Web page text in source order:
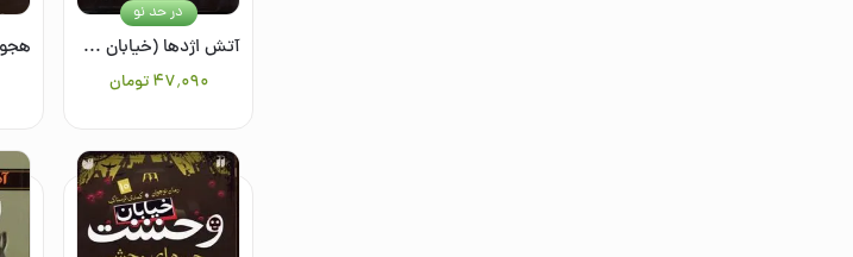
آتش اژدها (خیابان وحشت13)
۴۷٬۰۹۰ تومان
در حد نو